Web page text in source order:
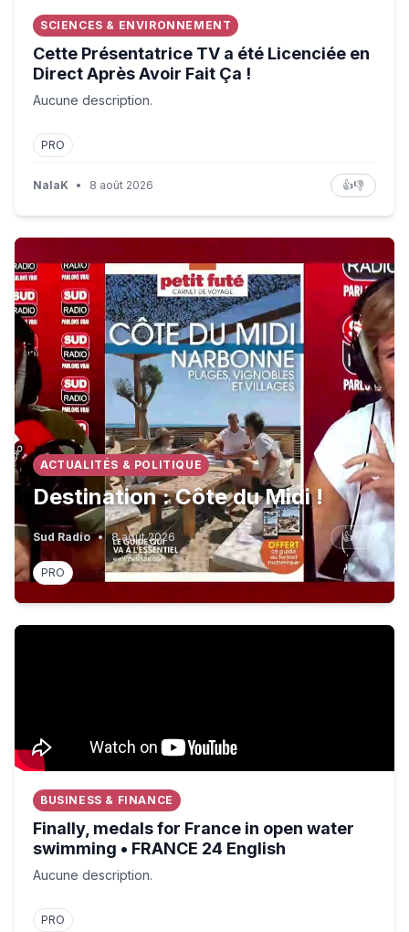
SCIENCES & ENVIRONNEMENT
Cette Présentatrice TV a été Licenciée en
Direct Après Avoir Fait Ça !
Aucune description.
PRO
NalaK • 8 août 2026 👍👎
Destination : Côte du Midi !
ACTUALITÉS & POLITIQUE
Destination : Côte du Midi !
Sud Radio • 8 août 2026 👍👎
PRO
Finally, medals for France in open water swimming •
BUSINESS & FINANCE
Finally, medals for France in open water
swimming • FRANCE 24 English
Aucune description.
PRO